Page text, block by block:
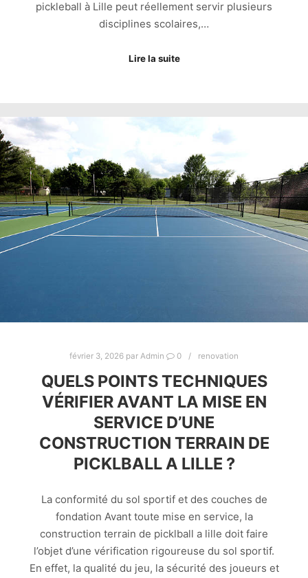
pickleball à Lille peut réellement servir plusieurs
disciplines scolaires,…
Lire la suite
février 3, 2026 par Admin 0 renovation
QUELS POINTS TECHNIQUES
VÉRIFIER AVANT LA MISE EN
SERVICE D’UNE
CONSTRUCTION TERRAIN DE
PICKLBALL A LILLE ?
La conformité du sol sportif et des couches de
fondation Avant toute mise en service, la
construction terrain de picklball a lille doit faire
l’objet d’une vérification rigoureuse du sol sportif.
En effet, la qualité du jeu, la sécurité des joueurs et